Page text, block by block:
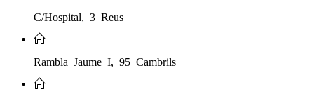
C/Hospital, 3 Reus
Rambla Jaume I, 95 Cambrils